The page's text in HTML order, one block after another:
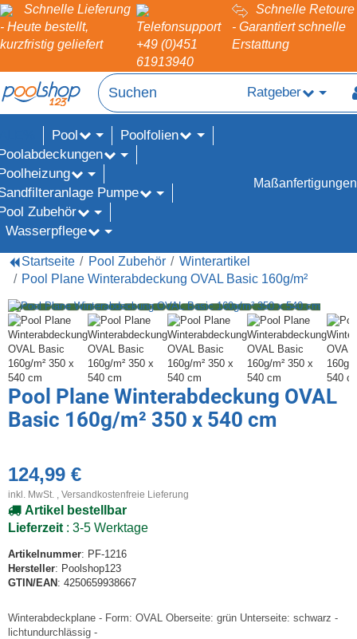
Schnelle Lieferung
- Heute bestellt,
kurzfristig geliefert
Telefonsupport
+49 (0)451
61913940
Schnelle Retoure
- Garantiert schnelle
Erstattung
Ratgeber
Pool
Poolfolien
Pumpe
Zubehör
Wasserpflege
Maßanfertigungen
Startseite Pool Zubehör
Winterartikel
Pool Plane Winterabdeckung OVAL Basic 160g/m²
Pool Plane Winterabdeckung OVAL
Basic 160g/m² 350 x 540 cm
124,99 €
inkl. MwSt. , Versandkostenfreie Lieferung
Artikel bestellbar
Lieferzeit : 3-5 Werktage
Artikelnummer: PF-1216
Hersteller: Poolshop123
GTIN/EAN : 4250659938667
Winterabdeckplane - Form: OVAL Oberseite: grün Unterseite: schwarz -
lichtundurchlässig -